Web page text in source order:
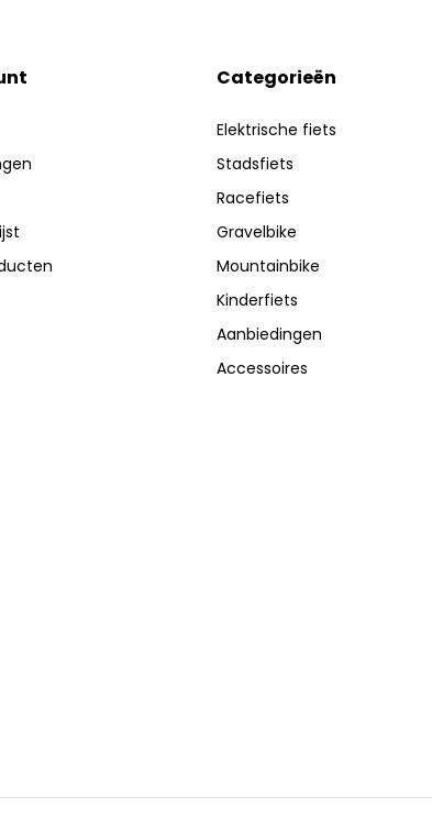
Categorieën
Elektrische fiets
Stadsfiets
Racefiets
Gravelbike
Mountainbike
Kinderfiets
Aanbiedingen
Accessoires